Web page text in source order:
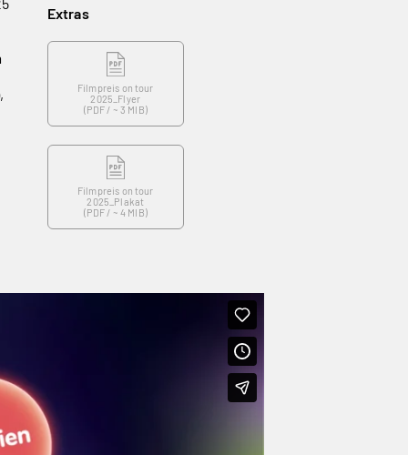
Extras
Filmpreis on tour
2025_Flyer
(PDF / ~ 3 MIB)
Filmpreis on tour
2025_Plakat
(PDF / ~ 4 MIB)